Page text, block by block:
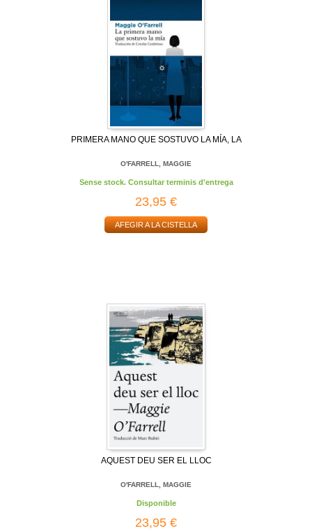
PRIMERA MANO QUE SOSTUVO LA MÍA, LA
O'FARRELL, MAGGIE
Sense stock. Consultar terminis d'entrega
23,95 €
AFEGIR A LA CISTELLA
AQUEST DEU SER EL LLOC
O'FARRELL, MAGGIE
Disponible
23,95 €